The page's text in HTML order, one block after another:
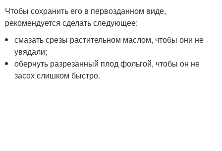
Чтобы сохранить его в первозданном виде,
рекомендуется сделать следующее:
смазать срезы растительном маслом, чтобы они не
увядали;
обернуть разрезанный плод фольгой, чтобы он не
засох слишком быстро.